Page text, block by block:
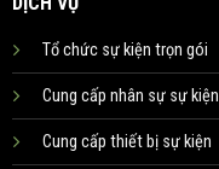
Tổ chức sự kiện trọn gói
Cung cấp nhân sự sự kiện
Cung cấp thiết bị sự kiện